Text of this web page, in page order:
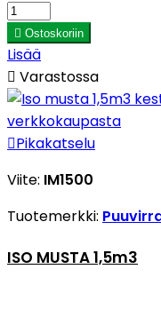
 Ostoskoriin
Lisää
 Varastossa
Pikakatselu
Viite: IM1500
Tuotemerkki:
ISO MUSTA 1,5m3